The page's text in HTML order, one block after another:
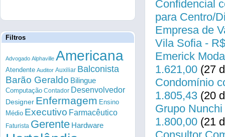
Confidencial
para Centro/
Empresa de
Vila Sofia -
Emerick
1.621,00 (27
Condomínio
1.805,43 (20
Grupo
1.800,00 (21
Filtros
Advogado Alphaville Americana
Atendente Auditor Auxiliar Balconista
Barão Geraldo Bilingue
Computação Contador Desenvolvedor
Designer Enfermagem Ensino
Médio Executivo Farmacêutico
Faturista Gerente Hardware